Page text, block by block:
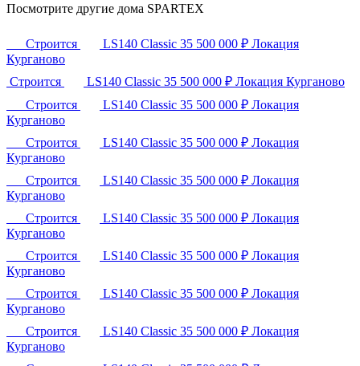
Посмотрите другие дома SPARTEX
Строится LS140 Classic 35 500 000 ₽ Локация
Курганово
Строится
LS140 Classic 35 500 000 ₽ Локация Курганово
Строится
LS140 Classic 35 500 000 ₽ Локация
Курганово
Строится
LS140 Classic 35 500 000 ₽ Локация
Курганово
Строится
LS140 Classic 35 500 000 ₽ Локация
Курганово
Строится
LS140 Classic 35 500 000 ₽ Локация
Курганово
Строится
LS140 Classic 35 500 000 ₽ Локация
Курганово
Строится
LS140 Classic 35 500 000 ₽ Локация
Курганово
Строится
LS140 Classic 35 500 000 ₽ Локация
Курганово